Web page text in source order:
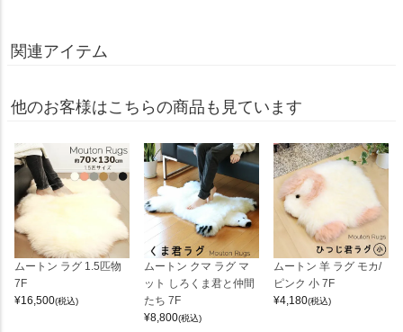
関連アイテム
他のお客様はこちらの商品も見ています
ムートン ラグ 1.5匹物
7F
¥16,500(税込)
ムートン クマ ラグ マ
ット しろくま君と仲間
たち 7F
¥8,800(税込)
ムートン 羊 ラグ モカ/
ピンク 小 7F
¥4,180(税込)